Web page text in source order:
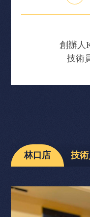
創辦人
技術
林口店 技